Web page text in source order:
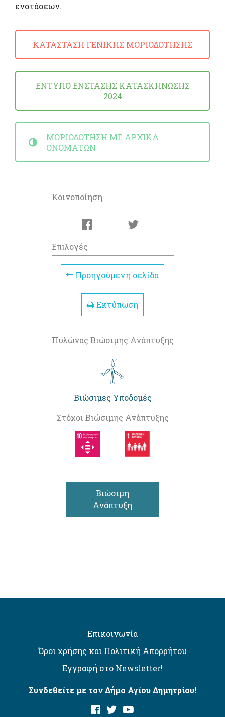
ενστάσεων.
ΚΑΤΑΣΤΑΣΗ ΓΕΝΙΚΗΣ ΜΟΡΙΟΔΟΤΗΣΗΣ
ΕΝΤΥΠΟ ΕΝΣΤΑΣΗΣ ΚΑΤΑΣΚΗΝΩΣΗΣ
2024
ΜΟΡΙΟΔΟΤΗΣΗ ΜΕ ΑΡΧΙΚΑ
ΟΝΟΜΑΤΩΝ
Κοινοποίηση
Επιλογές
Προηγούμενη σελίδα
Εκτύπωση
Πυλώνας Βιώσιμης Ανάπτυξης
Βιώσιμες Υποδομές
Στόχοι Βιώσιμης Ανάπτυξης
Βιώσιμη
Ανάπτυξη
Επικοινωνία
Όροι χρήσης και Πολιτική Απορρήτου
Εγγραφή στο Newsletter!
Συνδεθείτε με τον Δήμο Αγίου Δημητρίου!